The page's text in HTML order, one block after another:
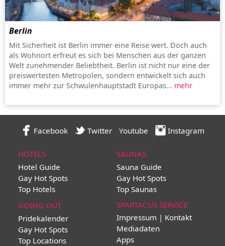
Berlin
Mit Sicherheit ist Berlin immer eine Reise wert. Doch auch
als Wohnort erfreut es sich bei Menschen aus der ganzen
Welt zunehmender Beliebtheit. Berlin ist nicht nur eine der
preiswertesten Metropolen, sondern entwickelt sich auch
immer mehr zur Schwulenhauptstadt Europas... mehr
Facebook Twitter Youtube Instagram
HOTELS
Hotel Guide
Gay Hot Spots
Top Hotels
SAUNAS
Sauna Guide
Gay Hot Spots
Top Saunas
GOING OUT
Pridekalender
Gay Hot Spots
Top Locations
SPARTACUS SERVICE
Impressum | Kontakt
Mediadaten
Apps